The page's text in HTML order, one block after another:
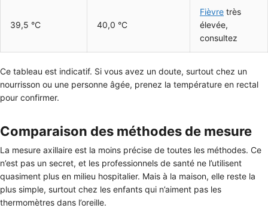
39,5 °C 40,0 °C
Fièvre très
élevée,
consultez
Ce tableau est indicatif. Si vous avez un doute, surtout chez un
nourrisson ou une personne âgée, prenez la température en rectal
pour confirmer.
Comparaison des méthodes de mesure
La mesure axillaire est la moins précise de toutes les méthodes. Ce
n’est pas un secret, et les professionnels de santé ne l’utilisent
quasiment plus en milieu hospitalier. Mais à la maison, elle reste la
plus simple, surtout chez les enfants qui n’aiment pas les
thermomètres dans l’oreille.